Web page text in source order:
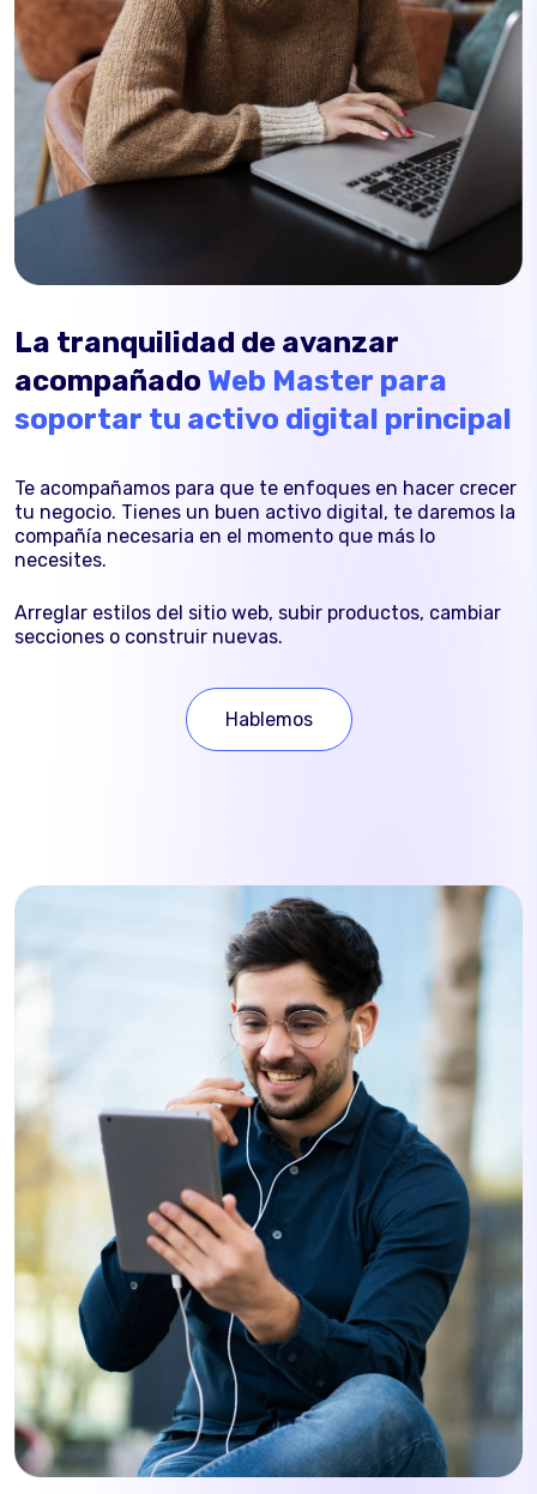
La tranquilidad de avanzar
acompañado Web Master para
soportar tu activo digital principal
Te acompañamos para que te enfoques en hacer crecer
tu negocio. Tienes un buen activo digital, te daremos la
compañía necesaria en el momento que más lo
necesites.
Arreglar estilos del sitio web, subir productos, cambiar
secciones o construir nuevas.
Hablemos